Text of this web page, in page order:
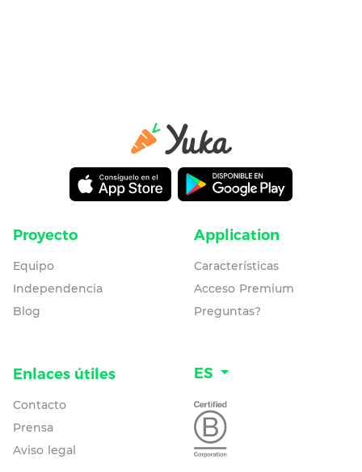
Proyecto
Equipo
Independencia
Blog
Application
Características
Acceso Premium
Preguntas?
Enlaces útiles
Contacto
Prensa
Aviso legal
ES